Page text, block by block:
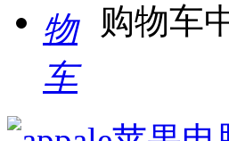
购物车